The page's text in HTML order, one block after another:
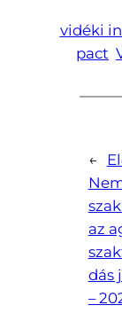
vidéki
pact
←
az
dás
–